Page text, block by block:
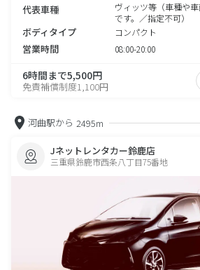
代表車種
ヴィッツ等（車種や
です。／指定不可）
ボディタイプ コンパクト
営業時間 08:00-20:00
6時間まで5,500円
免責補償制度1,100円
河曲駅から 2495m
Jネットレンタカー鈴鹿店
三重県鈴鹿市西条八丁目75番地